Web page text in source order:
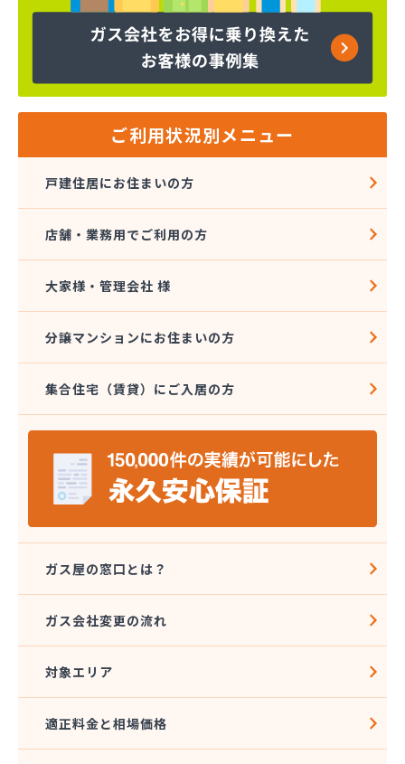
ヤマサ共和ライフ株式会社 一色営業所
ヤマサ共和ライフ株式会社 江南営業所
ヤマサ共和ライフ株式会社 三河営業所
ヤマサ共和ライフ株式会社 豊川営業所
ヤマサ高圧株式会社
ヤマサ總業株式会社 愛知西支店
ヤマトク
リーグ馬場株式会社
愛知高圧株式会社容器検査工場
愛北液化ガス協組江南営業所
旭プロパン
安城ガス株式会社
伊藤プロパン
伊藤忠エネクスホームライフ中部株式会社 碧南営
業所
伊藤忠エネクスホームライフ中部株式会社 名古屋
稲垣商事
稲垣商店
栄燃料合資会社
奥田米穀店
加藤燃料店
加藤豊昭
河村燃料店
ご利用状況別メニュー
戸建住居にお住まいの方
店舗・業務用でご利用の方
大家様・管理会社 様
分譲マンションにお住まいの方
集合住宅（賃貸）にご入居の方
ガス屋の窓口とは？
ガス会社変更の流れ
対象エリア
適正料金と相場価格